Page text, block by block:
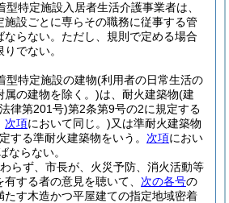
型特定施設入居者生活介護事業者は、
施設ごとに専らその職務に従事する管
らない。 ただし、規則で定める場合
でない。
型特定施設の建物(利用者の日常生活の
属の建物を除く。)は、耐火建築物(建
律第201号)第2条第9号の2に規定する
次項において同じ。)又は準耐火建築物
する準耐火建築物をいう。 次項におい
ならない。
らず、市長が、火災予防、消火活動等
する者の意見を聴いて、 次の各号の
たす木造かつ平屋建ての指定地域密着